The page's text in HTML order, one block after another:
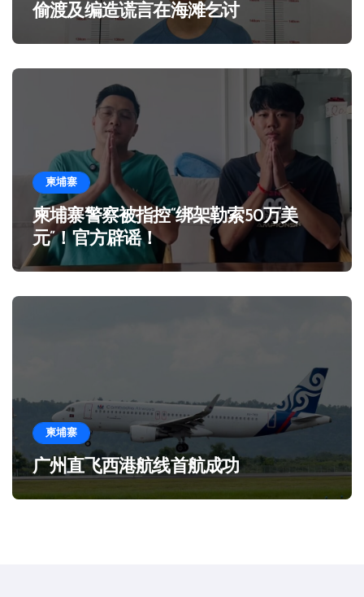
偷渡及编造谎言在海滩乞讨
柬埔寨
柬埔寨警察被指控“绑架勒索50万美
元”！官方辟谣！
柬埔寨
广州直飞西港航线首航成功